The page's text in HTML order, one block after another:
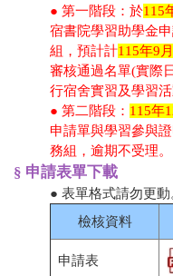
● 第一階段：於115
宿書院學習助學金
組，預計計115年9
審核通過名單(實際
行宿舍實習及學習
● 第二階段： 115年
申請單與學習參與
務組，逾期不受理。
§ 申請表單下載
● 表單格式請勿更動
檢核資料
申請表